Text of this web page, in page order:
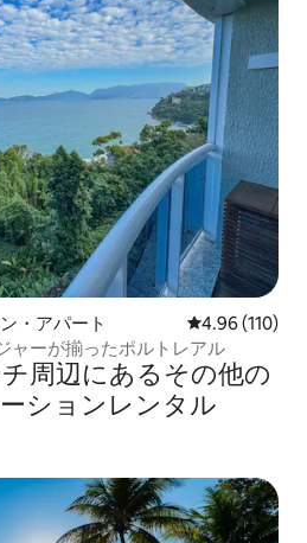
・アパート レビュー110
4.96 (110)
ャーが揃ったポルトレアル
周⁠辺⁠に⁠あ⁠るそ⁠の⁠他⁠の
シ⁠ョ⁠ン⁠レ⁠ン⁠タ⁠ル